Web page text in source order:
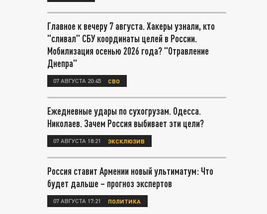
Главное к вечеру 7 августа. Хакеры узнали, кто
"сливал" СБУ координаты целей в России.
Мобилизация осенью 2026 года? "Отравление
Днепра"
07 АВГУСТА 20:45 СВО
Ежедневные удары по сухогрузам. Одесса.
Николаев. Зачем Россия выбивает эти цели?
07 АВГУСТА 18:21 ЭКСКЛЮЗИВ
Россия ставит Армении новый ультиматум: Что
будет дальше – прогноз экспертов
07 АВГУСТА 17:21 ПОЛИТИКА